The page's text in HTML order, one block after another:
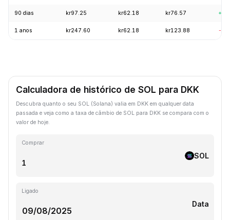
90 dias kr97.25 kr62.18 kr76.57
1 anos kr247.60 kr62.18 kr123.88 -
Calculadora de histórico de SOL para DKK
Descubra quanto o seu SOL (Solana) valia em DKK em qualquer data
passada e veja como a taxa de câmbio de SOL para DKK se compara com o
valor de hoje.
Comprar
SOL
Ligado
Data